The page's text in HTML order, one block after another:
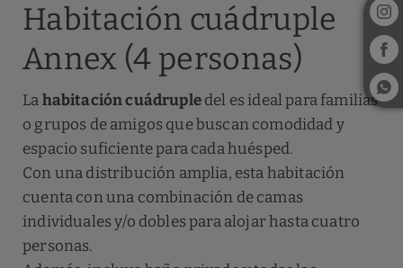
Habitación cuádruple
Annex (4 personas)
Lahabitación cuádrupledel es ideal para familias
o grupos de amigos que buscan comodidad y
espacio suficiente para cada huésped.
Con una distribución amplia, esta habitación
cuenta con una combinación de camas
individuales y/o dobles para alojar hasta cuatro
personas.